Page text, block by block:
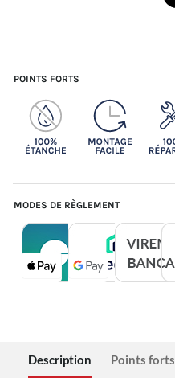
POINTS FORTS
MODES DE RÈGLEMENT
Description Points forts